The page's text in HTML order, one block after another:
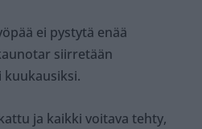
ei pystytä enää
siirretään
ja kaikki voitava tehty,